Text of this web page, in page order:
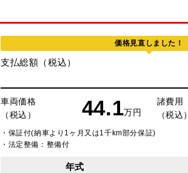
価格見直しました！
支払総額（税込）
車両価格
（税込）
44.1万円
諸費用
（税込）
・保証付(納車より1ヶ月又は1千km部分保証)
・法定整備：整備付
年式